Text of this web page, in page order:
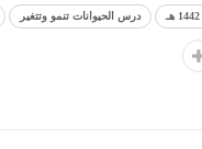
درس الحيوانات تنمو وتتغير